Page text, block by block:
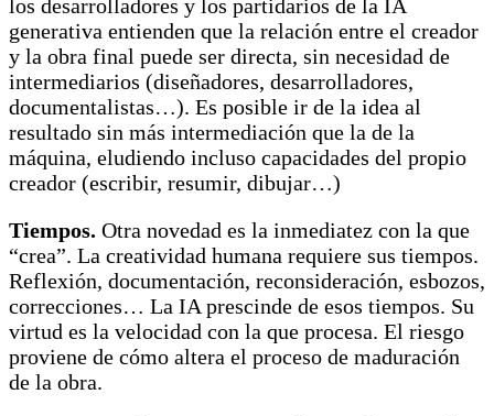
los desarrolladores y los partidarios de la IA
generativa entienden que la relación entre el creador
y la obra final puede ser directa, sin necesidad de
intermediarios (diseñadores, desarrolladores,
documentalistas…). Es posible ir de la idea al
resultado sin más intermediación que la de la
máquina, eludiendo incluso capacidades del propio
creador (escribir, resumir, dibujar…)
Tiempos. Otra novedad es la inmediatez con la que
“crea”. La creatividad humana requiere sus tiempos.
Reflexión, documentación, reconsideración, esbozos,
correcciones… La IA prescinde de esos tiempos. Su
virtud es la velocidad con la que procesa. El riesgo
proviene de cómo altera el proceso de maduración
de la obra.